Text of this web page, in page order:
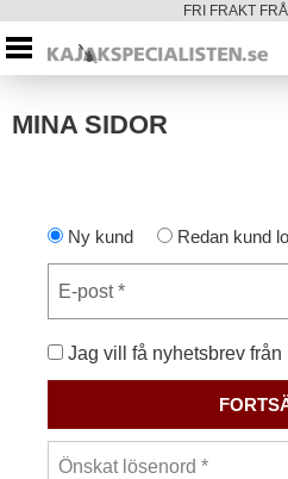
Meny
FRI FRAKT
MINA SIDOR
Ny kund Redan kund
Jag vill få nyhetsbrev